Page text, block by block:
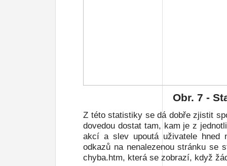
Obr. 7 -
Z této statistiky se dá dobře zjistit
dovedou dostat tam, kam je z
akcí a slev upoutá uživatele hned
odkazů na nenalezenou stránku se
chyba.htm, která se zobrazí, když